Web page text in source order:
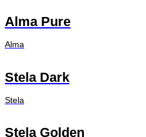
Alma Pure
Alma
Stela Dark
Stela
Stela Golden